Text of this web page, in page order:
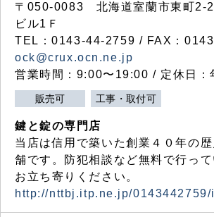
〒050-0083 北海道室蘭市東町
ビル1Ｆ
TEL：0143-44-2759 / FAX：
ock@crux.ocn.ne.jp
営業時間：9:00〜19:00 / 定休日：
販売可 工事・取付可
鍵と錠の専門店
当店は信用で築いた創業４０年の
舗です。防犯相談など無料で行っ
お立ち寄りください。
http://nttbj.itp.ne.jp/0143442759/